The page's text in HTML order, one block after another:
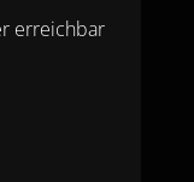
erreichbar